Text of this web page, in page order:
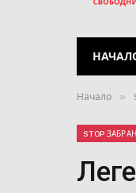
Начало »
STOP